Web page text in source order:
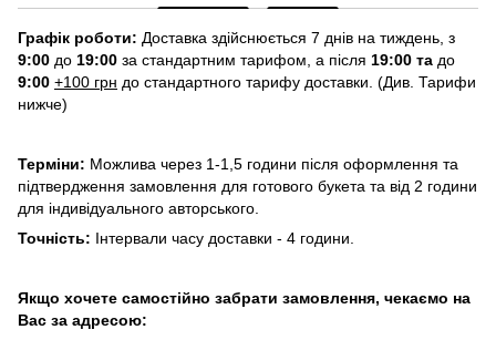
Графік роботи: Доставка здійснюється 7 днів на тиждень, з
9:00 до 19:00 за стандартним тарифом, а після 19:00 та до
9:00 +100 грн до стандартного тарифу доставки. (Див. Тарифи
нижче)
Терміни: Можлива через 1-1,5 години після оформлення та
підтвердження замовлення для готового букета та від 2 години
для індивідуального авторського.
Точність: Інтервали часу доставки - 4 години.
Якщо хочете самостійно забрати замовлення, чекаємо на
Вас за адресою: